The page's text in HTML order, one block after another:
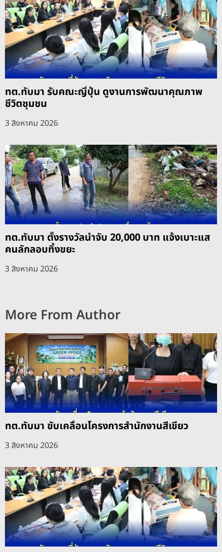
ทต.ทับมา รับคณะญี่ปุ่น ดูงานการพัฒนาคุณภาพ
ชีวิตชุมชน
3 สิงหาคม 2026
ทต.ทับมา ตั้งรางวัลนำจับ 20,000 บาท แจ้งเบาะแส
คนลักลอบทิ้งขยะ
3 สิงหาคม 2026
More From Author
ทต.ทับมา ขับเคลื่อนโครงการสำนักงานสีเขียว
3 สิงหาคม 2026